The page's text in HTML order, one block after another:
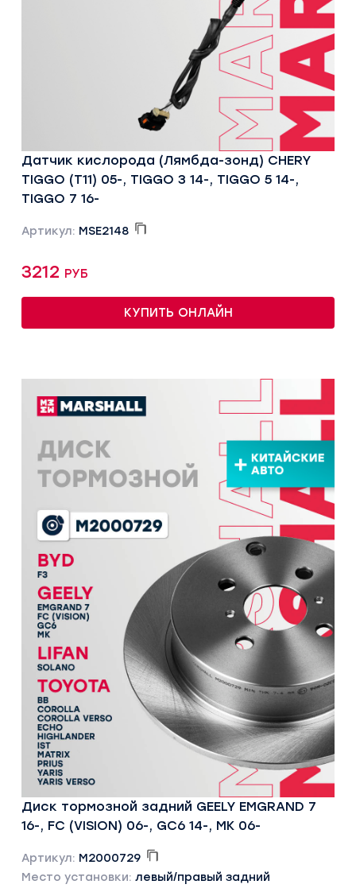
Датчик кислорода (Лямбда-зонд) CHERY
TIGGO (T11) 05-, TIGGO 3 14-, TIGGO 5 14-,
TIGGO 7 16-
Артикул: MSE2148
3212 руб
КУПИТЬ ОНЛАЙН
Диск тормозной задний GEELY EMGRAND 7
16-, FC (VISION) 06-, GC6 14-, MK 06-
Артикул: M2000729
Место установки: левый/правый задний